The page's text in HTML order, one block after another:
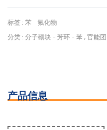
标签 : 苯
氟化物
分类 : 分子砌块 - 芳环 - 苯 , 官能团
产品信息